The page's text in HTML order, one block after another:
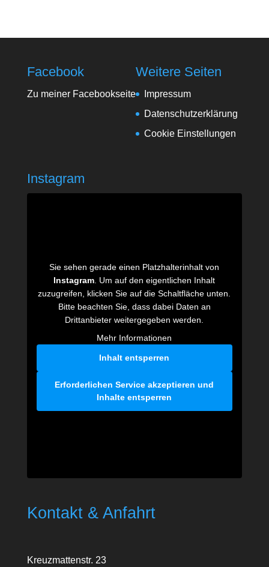
Facebook
Zu meiner Facebookseite
Weitere Seiten
Impressum
Datenschutzerklärung
Cookie Einstellungen
Instagram
Sie sehen gerade einen Platzhalterinhalt von
Instagram. Um auf den eigentlichen Inhalt
zuzugreifen, klicken Sie auf die Schaltfläche unten.
Bitte beachten Sie, dass dabei Daten an
Drittanbieter weitergegeben werden.
Mehr Informationen
Inhalt entsperren
Erforderlichen Service akzeptieren und
Inhalte entsperren
Kontakt & Anfahrt
Kreuzmattenstr. 23